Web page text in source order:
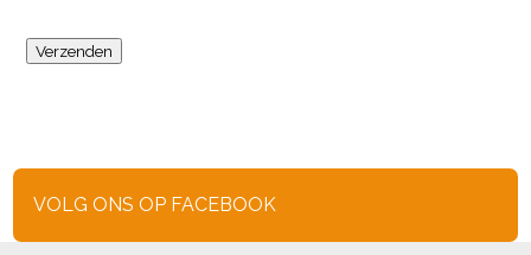
VOLG ONS OP FACEBOOK